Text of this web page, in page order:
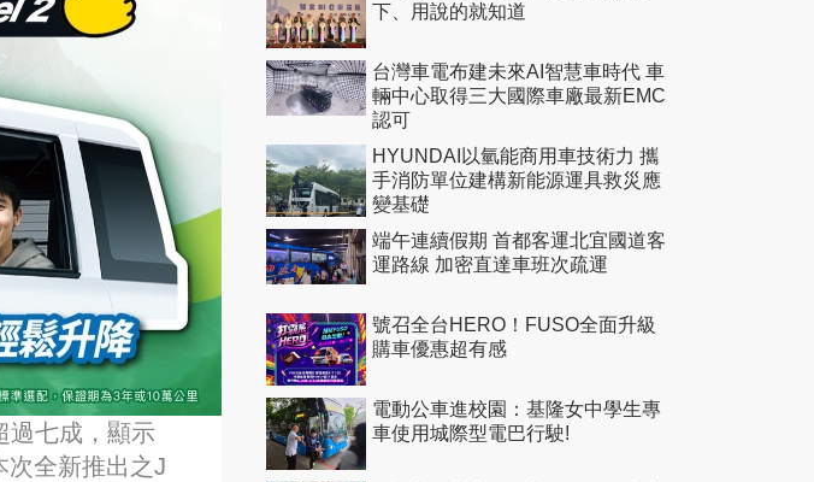
過七成，顯示
次全新推出之J
下、用說的就知道
台灣車電布建未來AI智慧車時代 車
輛中心取得三大國際車廠最新EMC
認可
HYUNDAI以氫能商用車技術力 攜
手消防單位建構新能源運具救災應
變基礎
端午連續假期 首都客運北宜國道客
運路線 加密直達車班次疏運
號召全台HERO！FUSO全面升級
購車優惠超有感
電動公車進校園：基隆女中學生專
車使用城際型電巴行駛!